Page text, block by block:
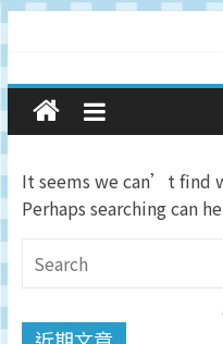
Skip
to
content
廣
告
與
市
It seems we can’t find
Perhaps searching can